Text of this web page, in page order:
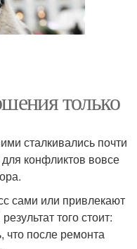
только
сталкивались почти
конфликтов вовсе
сами или привлекают
того стоит:
что после ремонта